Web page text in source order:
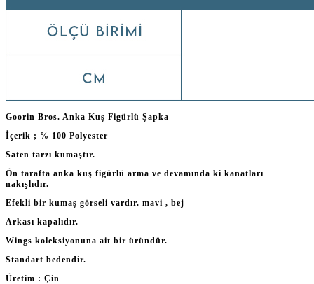
Goorin Bros. Anka Kuş Figürlü Şapka
İçerik ; % 100 Polyester
Saten tarzı kumaştır.
Ön tarafta anka kuş figürlü arma ve devamında ki kanatları
nakışlıdır.
Efekli bir kumaş görseli vardır. mavi , bej
Arkası kapalıdır.
Wings koleksiyonuna ait bir üründür.
Standart bedendir.
Üretim : Çin